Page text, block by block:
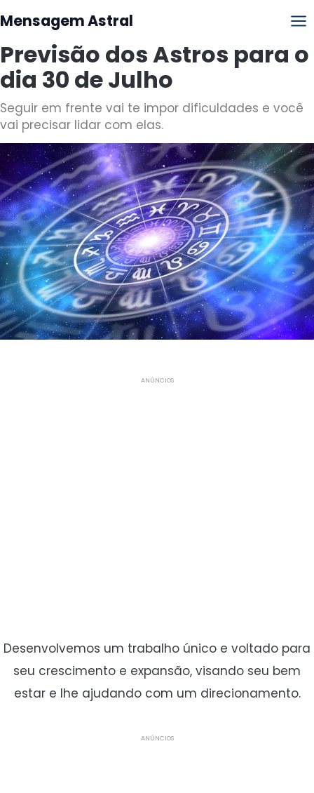
Mensagem Astral
Previsão dos Astros para o
dia 30 de Julho
Seguir em frente vai te impor dificuldades e você
vai precisar lidar com elas.
ANÚNCIOS
Desenvolvemos um trabalho único e voltado para
seu crescimento e expansão, visando seu bem
estar e lhe ajudando com um direcionamento.
ANÚNCIOS